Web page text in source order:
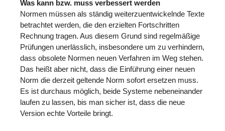
Was kann bzw. muss verbessert werden
Normen müssen als ständig weiterzuentwickelnde Texte
betrachtet werden, die den erzielten Fortschritten
Rechnung tragen. Aus diesem Grund sind regelmäßige
Prüfungen unerlässlich, insbesondere um zu verhindern,
dass obsolete Normen neuen Verfahren im Weg stehen.
Das heißt aber nicht, dass die Einführung einer neuen
Norm die derzeit geltende Norm sofort ersetzen muss.
Es ist durchaus möglich, beide Systeme nebeneinander
laufen zu lassen, bis man sicher ist, dass die neue
Version echte Vorteile bringt.